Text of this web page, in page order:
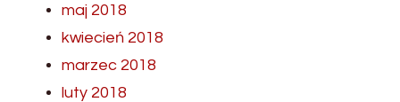
maj 2018
kwiecień 2018
marzec 2018
luty 2018